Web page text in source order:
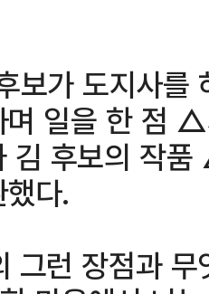
가 도지사를
며 일을 한 점
김 후보의 작
다.
그런 장점과